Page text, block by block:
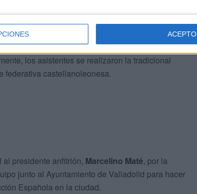
ACEPTO
su deseo de que este tipo de reuniones
juegue la Selección Española.
con la gestión económica, patrimonial y
los asistentes se realizaron la tradicional
federativa castellanoleonesa.
presidente anfitrión, Marcelino Maté, por la
junto al Ayuntamiento de Valladolid para hacer
Española en la ciudad.